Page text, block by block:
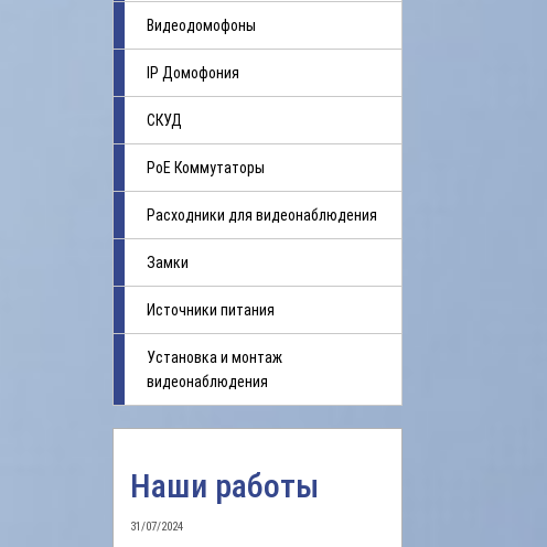
Видеодомофоны
IP Домофония
СКУД
PoE Коммутаторы
Расходники для видеонаблюдения
Замки
Источники питания
Установка и монтаж
видеонаблюдения
Наши работы
31/07/2024